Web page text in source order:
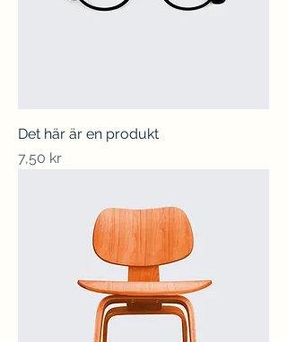
Det här är en produkt
Pris
7,50 kr